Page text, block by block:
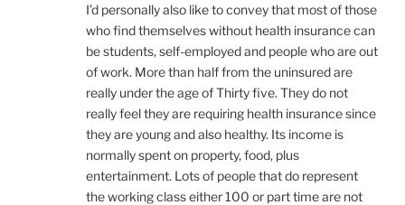
I’d personally also like to convey that most of those
who find themselves without health insurance can
be students, self-employed and people who are out
of work. More than half from the uninsured are
really under the age of Thirty five. They do not
really feel they are requiring health insurance since
they are young and also healthy. Its income is
normally spent on property, food, plus
entertainment. Lots of people that do represent
the working class either 100 or part time are not